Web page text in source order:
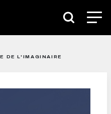
DE L'IMAGINAIRE